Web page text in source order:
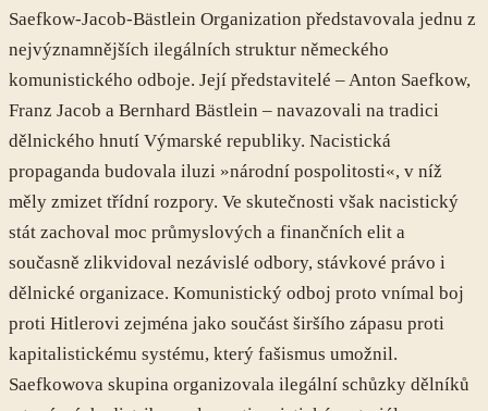
Saefkow-Jacob-Bästlein Organization představovala jednu z
nejvýznamnějších ilegálních struktur německého
komunistického odboje. Její představitelé – Anton Saefkow,
Franz Jacob a Bernhard Bästlein – navazovali na tradici
dělnického hnutí Výmarské republiky. Nacistická
propaganda budovala iluzi »národní pospolitosti«, v níž
měly zmizet třídní rozpory. Ve skutečnosti však nacistický
stát zachoval moc průmyslových a finančních elit a
současně zlikvidoval nezávislé odbory, stávkové právo i
dělnické organizace. Komunistický odboj proto vnímal boj
proti Hitlerovi zejména jako součást širšího zápasu proti
kapitalistickému systému, který fašismus umožnil.
Saefkowova skupina organizovala ilegální schůzky dělníků